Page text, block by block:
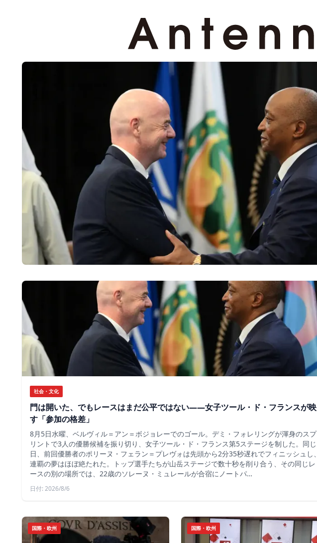
社会・文化
門は開いた、でもレースはまだ公平ではない――女子ツール・ド・フランスが映
す「参加の格差」
8月5日水曜、ベルヴィル＝アン＝ボジョレーでのゴール。デミ・フォレリングが渾身のスプ
リントで3人の優勝候補を振り切り、女子ツール・ド・フランス第5ステージを制した。同じ
日、前回優勝者のポリーヌ・フェラン＝プレヴォは先頭から2分35秒遅れでフィニッシュし、
連覇の夢はほぼ絶たれた。トップ選手たちが山岳ステージで数十秒を削り合う、その同じレ
ースの別の場所では、22歳のソレーヌ・ミュレールが合宿にノートパ…
日付: 2026/8/6
国際・欧州 国際・欧州